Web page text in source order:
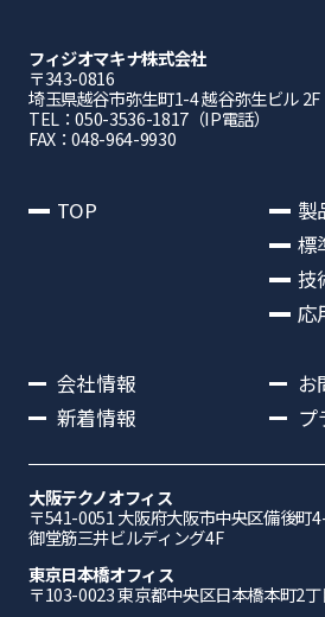
フィジオマキナ株式会社
〒343-0816
埼⽟県越⾕市弥⽣町1-4 越⾕弥⽣ビル 2F
TEL：050-3536-1817（IP電話）
FAX：048-964-9930
TOP
製
標
技
応
会社情報
新着情報
お
プ
大阪テクノオフィス
〒541-0051 ⼤阪府⼤阪市中央区備後町
御堂筋三井ビルディング4F
東京日本橋オフィス
〒103-0023 東京都中央区日本橋本町2